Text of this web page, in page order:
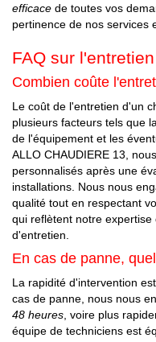
efficace de toutes vos
pertinence de nos services
FAQ sur
Combien coûte
Le coût de l'entretien d'un
plusieurs facteurs tels que
de l'équipement et les
ALLO CHAUDIERE 13,
personnalisés après une
installations. Nous nous
qualité tout en respectant
qui reflètent notre
d'entretien.
En cas de panne,
La rapidité d'intervention
cas de panne, nous nous
48 heures, voire plus
équipe de techniciens est